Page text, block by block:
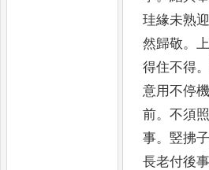
珪緣未熟
然歸敬。
得住不得
意用不停機
前。不須
事。竪拂
長老付後事